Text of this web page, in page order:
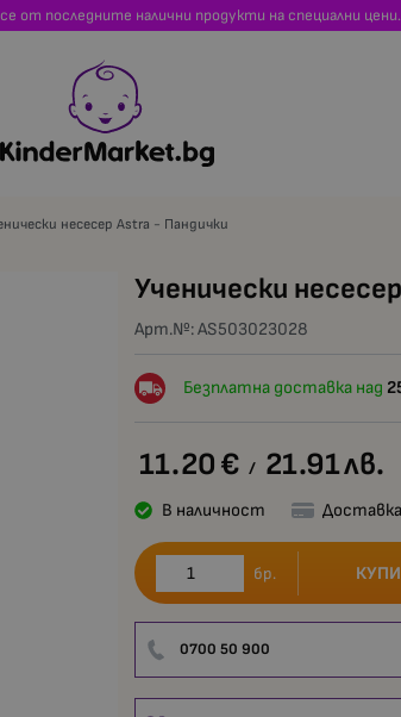
от последните налични продукти на специални
несесер Astra - Пандички
Ученически
Арт.№:AS503023028
Безплатна доставка над
11.20€ / 21.91лв.
В наличност
бр. КУПИ
0700 50 900